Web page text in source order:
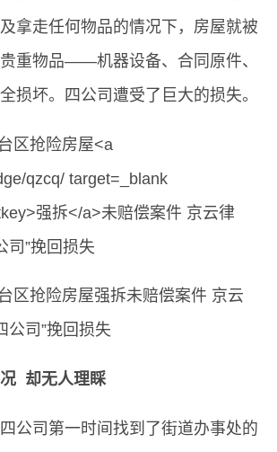
拿走任何物品的情况下，房屋就被
重物品——机器设备、合同原件、
损坏。四公司遭受了巨大的损失。
却无人理睬
公司第一时间找到了街道办事处的